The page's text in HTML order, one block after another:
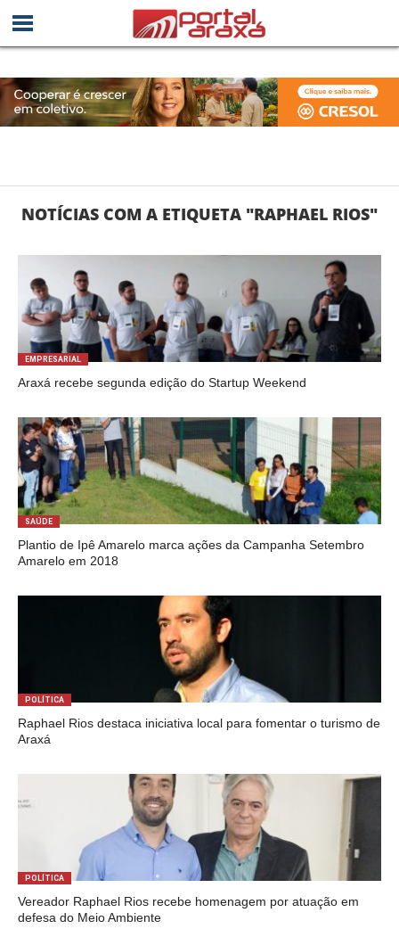
NOTÍCIAS COM A ETIQUETA "RAPHAEL RIOS"
EMPRESARIAL
Araxá recebe segunda edição do Startup Weekend
SAÚDE
Plantio de Ipê Amarelo marca ações da Campanha Setembro
Amarelo em 2018
POLÍTICA
Raphael Rios destaca iniciativa local para fomentar o turismo de
Araxá
POLÍTICA
Vereador Raphael Rios recebe homenagem por atuação em
defesa do Meio Ambiente